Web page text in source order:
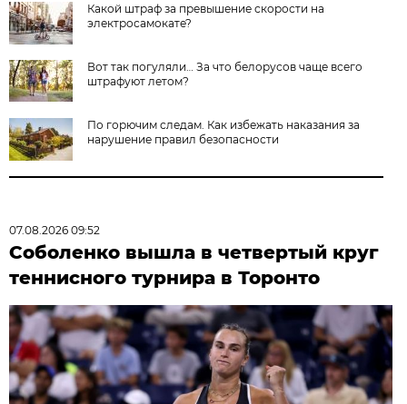
Какой штраф за превышение скорости на
электросамокате?
Вот так погуляли… За что белорусов чаще всего
штрафуют летом?
По горючим следам. Как избежать наказания за
нарушение правил безопасности
07.08.2026 09:52
Соболенко вышла в четвертый круг
теннисного турнира в Торонто